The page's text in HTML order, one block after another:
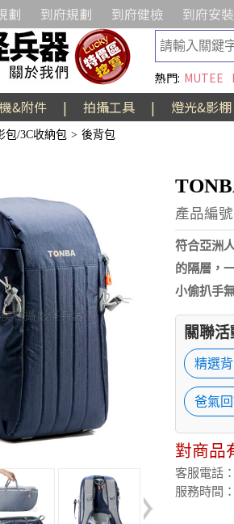
劃 到府規劃 到府健檢 到府安裝
熱門: MUTEE
&附件 | 拍攝工具 | 燈光&影棚
包/3C收納包 > 後背包
產品編
符合亞洲
的隔層，
小偷扒手
關聯
精選
爸氣
對商品
客服電話
服務時間